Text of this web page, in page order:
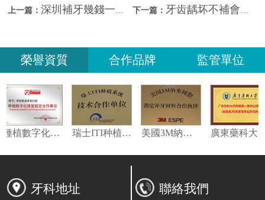
上一篇：深圳補牙幾錢一顆？深圳睇牙邊間好？ 下一篇： 牙齿龋坏不補會怎樣？深圳補牙價錢？
榮譽資質 合作品牌 監管單位
牙科地址 聯絡我們